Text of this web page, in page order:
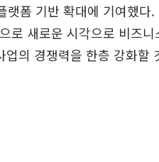
폼 기반 확대에 기여했다
로 새로운 시각으로 비즈
의 경쟁력을 한층 강화할